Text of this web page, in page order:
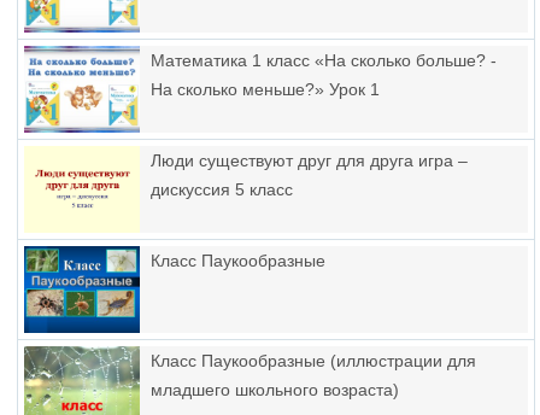
Математика 1 класс «На сколько больше? -
На сколько меньше?» Урок 1
Люди существуют друг для друга игра –
дискуссия 5 класс
Класс Паукообразные
Класс Паукообразные (иллюстрации для
младшего школьного возраста)